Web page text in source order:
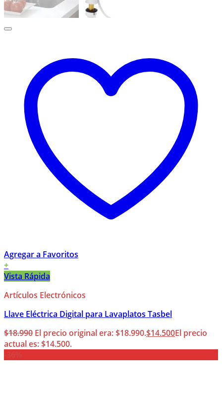
Agregar a Favoritos
+
Vista Rápida
Artículos Electrónicos
Llave Eléctrica Digital para Lavaplatos Tasbel
$18.990 El precio original era: $18.990.$14.500El precio
actual es: $14.500.